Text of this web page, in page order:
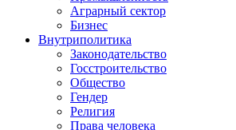
Аграрный сектор
Бизнес
Внутриполитика
Законодательство
Госстроительство
Общество
Гендер
Религия
Права человека